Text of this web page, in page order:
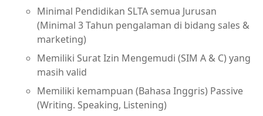
Minimal Pendidikan SLTA semua Jurusan
(Minimal 3 Tahun pengalaman di bidang sales &
marketing)
Memiliki Surat Izin Mengemudi (SIM A & C) yang
masih valid
Memiliki kemampuan (Bahasa Inggris) Passive
(Writing. Speaking, Listening)